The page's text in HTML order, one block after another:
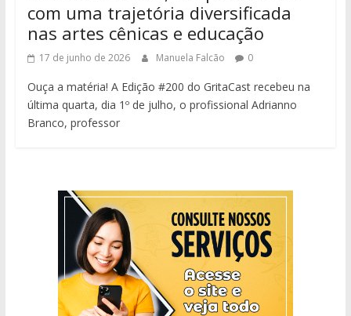
com uma trajetória diversificada
nas artes cênicas e educação
17 de junho de 2026 Manuela Falcão 0
Ouça a matéria! A Edição #200 do GritaCast recebeu na
última quarta, dia 1º de julho, o profissional Adrianno
Branco, professor